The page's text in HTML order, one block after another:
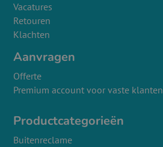
Vacatures
Retouren
Klachten
Aanvragen
Offerte
Premium account voor vaste klanten
Productcategorieën
Buitenreclame